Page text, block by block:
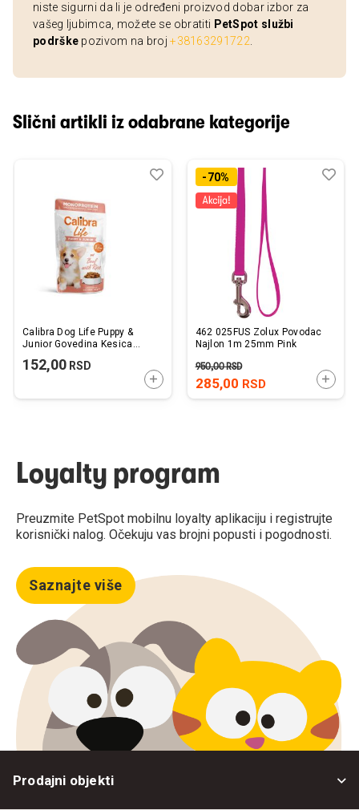
niste sigurni da li je određeni proizvod dobar izbor za
vašeg ljubimca, možete se obratiti PetSpot službi
podrške pozivom na broj+38163291722
Slični artikli iz odabrane kategorije
Calibra Dog Life Puppy &
Junior Govedina Kesica
152,00 RSD
DODAJTE U KORPU
Dodaj
Uporedi-70%
462 025FUS Zolux Povodac
Najlon 1m 25mm Pink
285,00 RSD
950,00RSD
Loyalty program
Preuzmite PetSpot mobilnu loyalty aplikaciju i registrujte
korisnički nalog. Očekuju vas brojni popusti i pogodnosti.
Saznajte više
Prodajni objekti